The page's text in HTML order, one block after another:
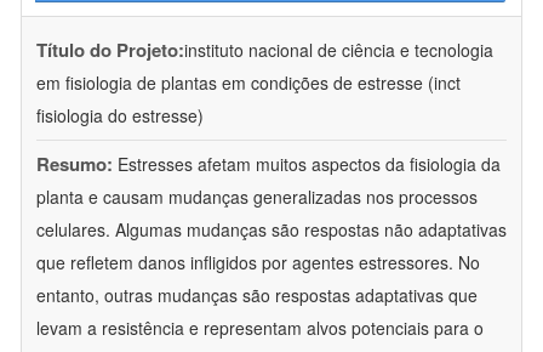
Título do Projeto:instituto nacional de ciência e tecnologia
em fisiologia de plantas em condições de estresse (inct
fisiologia do estresse)
Resumo: Estresses afetam muitos aspectos da fisiologia da
planta e causam mudanças generalizadas nos processos
celulares. Algumas mudanças são respostas não adaptativas
que refletem danos infligidos por agentes estressores. No
entanto, outras mudanças são respostas adaptativas que
levam a resistência e representam alvos potenciais para o